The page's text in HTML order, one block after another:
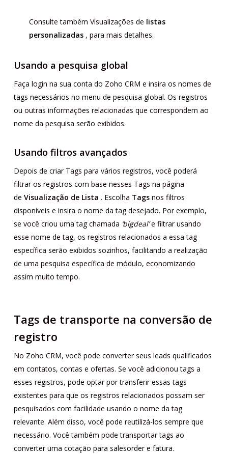
Consulte também Visualizações de listas
personalizadas, para mais detalhes.
Usando a pesquisa global
Faça login na sua conta do Zoho CRM e insira os nomes de
tags necessários no menu de pesquisa global. Os registros
ou outras informações relacionadas que correspondem ao
nome da pesquisa serão exibidos.
Usando filtros avançados
Depois de criar Tags para vários registros, você poderá
filtrar os registros com base nesses Tags na página
de Visualização de Lista . Escolha Tagsnos filtros
disponíveis e insira o nome da tag desejado. Por exemplo,
se você criou uma tag chamada ‘bigdeal’e filtrar usando
esse nome de tag, os registros relacionados a essa tag
específica serão exibidos sozinhos, facilitando a realização
de uma pesquisa específica de módulo, economizando
assim muito tempo.
Tags de transporte na conversão de
registro
No Zoho CRM, você pode converter seus leads qualificados
em contatos, contas e ofertas. Se você adicionou tags a
esses registros, pode optar por transferir essas tags
existentes para que os registros relacionados possam ser
pesquisados ​​com facilidade usando o nome da tag
relevante. Além disso, você pode reutilizá-los sempre que
necessário. Você também pode transportar tags ao
converter uma cotação para salesorder e fatura.